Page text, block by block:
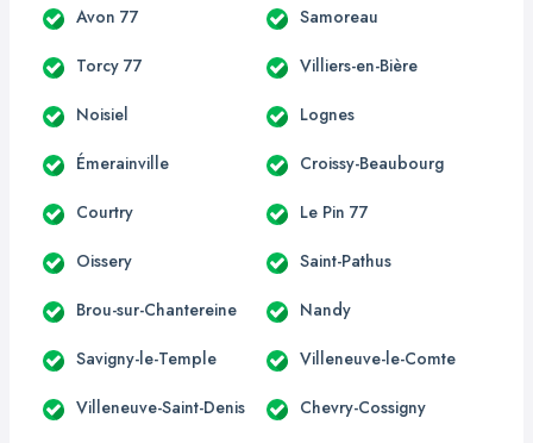
Avon 77 Samoreau
Torcy 77 Villiers-en-Bière
Noisiel Lognes
Émerainville Croissy-Beaubourg
Courtry Le Pin 77
Oissery Saint-Pathus
Brou-sur-Chantereine Nandy
Savigny-le-Temple Villeneuve-le-Comte
Villeneuve-Saint-Denis Chevry-Cossigny